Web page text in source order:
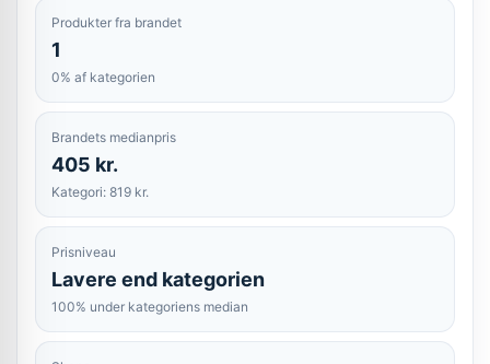
Produkter fra brandet
1
0% af kategorien
Brandets medianpris
405 kr.
Kategori: 819 kr.
Prisniveau
Lavere end kategorien
100% under kategoriens median